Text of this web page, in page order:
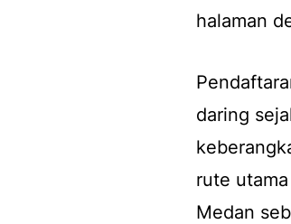
halaman
daring
rute
Medan